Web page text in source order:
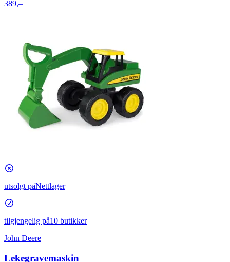
389,–
utsolgt påNettlager
tilgjengelig på10 butikker
John Deere
Lekegravemaskin